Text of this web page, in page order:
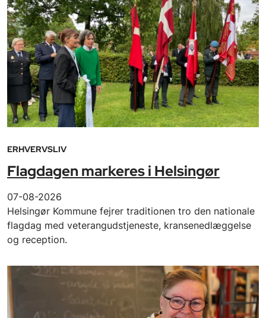
ERHVERVSLIV
Flagdagen markeres i Helsingør
07-08-2026
Helsingør Kommune fejrer traditionen tro den nationale
flagdag med veterangudstjeneste, kransenedlæggelse
og reception.